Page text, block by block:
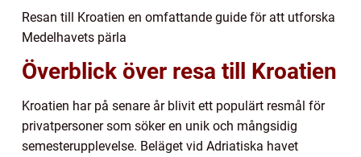
Resan till Kroatien en omfattande guide för att utforska
Medelhavets pärla
Överblick över resa till Kroatien
Kroatien har på senare år blivit ett populärt resmål för
privatpersoner som söker en unik och mångsidig
semesterupplevelse. Beläget vid Adriatiska havet